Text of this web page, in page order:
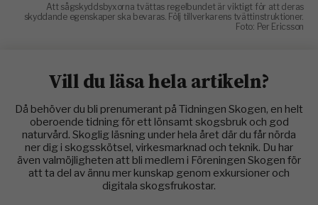
Att sågskyddsbyxorna tvättas regelbundet är viktigt för att deras
skyddande egenskaper ska bevaras. Följ tillverkarens tvättinstruktioner.
Foto: Per Ericsson
Vill du läsa hela artikeln?
Då behöver du bli prenumerant på Tidningen Skogen, en helt
oberoende tidning för ett lönsamt skogsbruk och god
naturvård. Skoglig läsning under hela året där du får nörda
ner dig i skogsskötsel, virkesmarknad och teknik. Du har
även valmöjligheten att bli medlem i Föreningen Skogen för
att ta del av ännu mer kunskap genom exkursioner och
digitala skogsfrukostar.